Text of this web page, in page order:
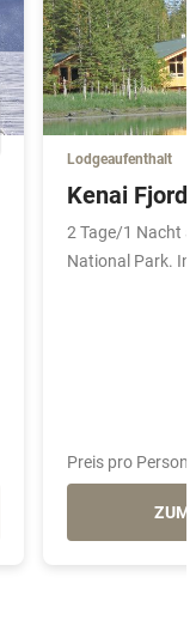
Lodgeaufenthalt
Kenai
2 Tage/1 Nacht
National Park.
Preis pro Person
ZUM